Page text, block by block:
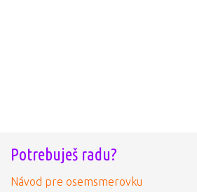
Potrebuješ radu?
Návod pre osemsmerovku